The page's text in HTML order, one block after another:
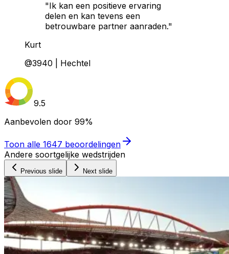
"Ik kan een positieve ervaring
delen en kan tevens een
betrouwbare partner aanraden."
Kurt
@3940 | Hechtel
9.5
Aanbevolen door 99%
Toon alle 1647 beoordelingen
Andere soortgelijke wedstrijden
Previous slide Next slide